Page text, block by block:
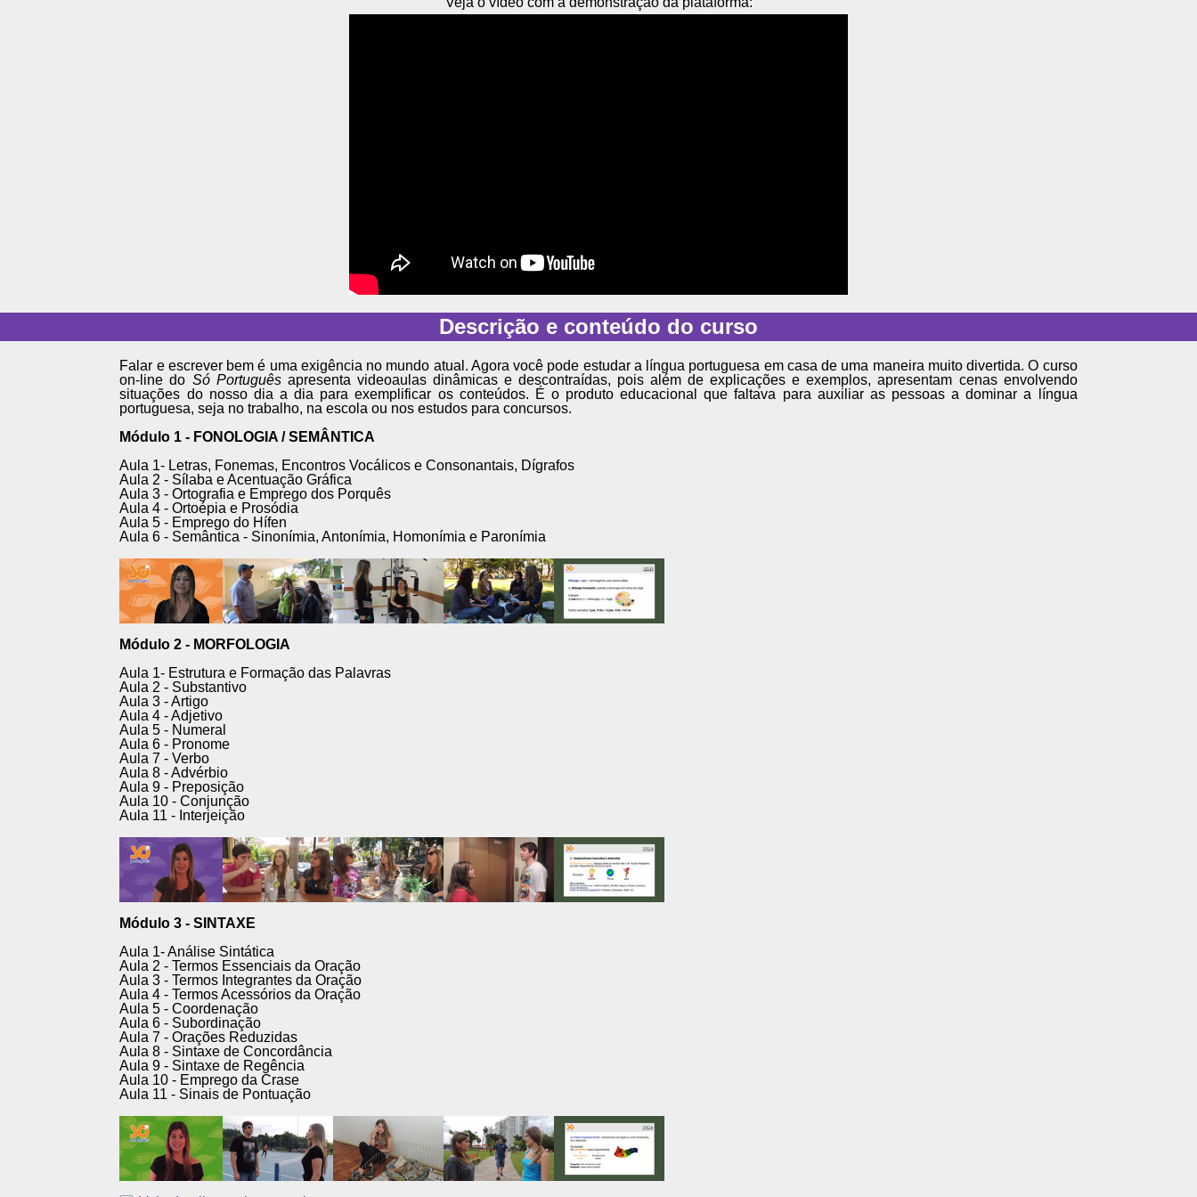
Descrição e conteúdo do curso
Falar e escrever bem é uma exigência no mundo atual. Agora você pode estudar a língua portuguesa em casa de uma maneira muito divertida. O curso
on-line do Só Portuguêsapresenta videoaulas dinâmicas e descontraídas, pois além de explicações e exemplos, apresentam cenas envolvendo
situações do nosso dia a dia para exemplificar os conteúdos. É o produto educacional que faltava para auxiliar as pessoas a dominar a língua
portuguesa, seja no trabalho, na escola ou nos estudos para concursos.
Módulo 1 - FONOLOGIA / SEMÂNTICA
Aula 1- Letras, Fonemas, Encontros Vocálicos e Consonantais, Dígrafos
Aula 2 - Sílaba e Acentuação Gráfica
Aula 3 - Ortografia e Emprego dos Porquês
Aula 4 - Ortoépia e Prosódia
Aula 5 - Emprego do Hífen
Aula 6 - Semântica - Sinonímia, Antonímia, Homonímia e Paronímia
Módulo 2 - MORFOLOGIA
Aula 1- Estrutura e Formação das Palavras
Aula 2 - Substantivo
Aula 3 - Artigo
Aula 4 - Adjetivo
Aula 5 - Numeral
Aula 6 - Pronome
Aula 7 - Verbo
Aula 8 - Advérbio
Aula 9 - Preposição
Aula 10 - Conjunção
Aula 11 - Interjeição
Módulo 3 - SINTAXE
Aula 1- Análise Sintática
Aula 2 - Termos Essenciais da Oração
Aula 3 - Termos Integrantes da Oração
Aula 4 - Termos Acessórios da Oração
Aula 5 - Coordenação
Aula 6 - Subordinação
Aula 7 - Orações Reduzidas
Aula 8 - Sintaxe de Concordância
Aula 9 - Sintaxe de Regência
Aula 10 - Emprego da Crase
Aula 11 - Sinais de Pontuação